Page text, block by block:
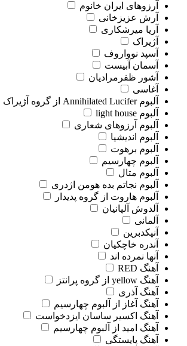
آرزوهای ایران خانوم
آرش عزیزخانی
آریا میرشکاری
آژیراک
آسپد نوواروف
آسمان آبیست
آشور ظفرمرادیان
آغاسی
آلبوم Annihilated Lucifer از گروه آژیراک
آلبوم light house
آلبوم آرزوهای شعاری
آلبوم اندیشیا
آلبوم برهوت
آلبوم چهارسیم
آلبوم متال
آلبوم نجاتم بده هومن اژدری
آلبوم هاروت از گروه پدیدار
آلدوش آلپانیان
آلمانی
آنپکدبرین
آندره خاچکیان
آنها نمرده اند
آهنگ RED
آهنگ yellow از گروه پرانتز
آهنگ آذری
آهنگ آغاز از آلبوم چهارسیم
آهنگ اکسیر ساسان ایزدخواست
آهنگ امید از آلبوم چهارسیم
آهنگ پایستگی